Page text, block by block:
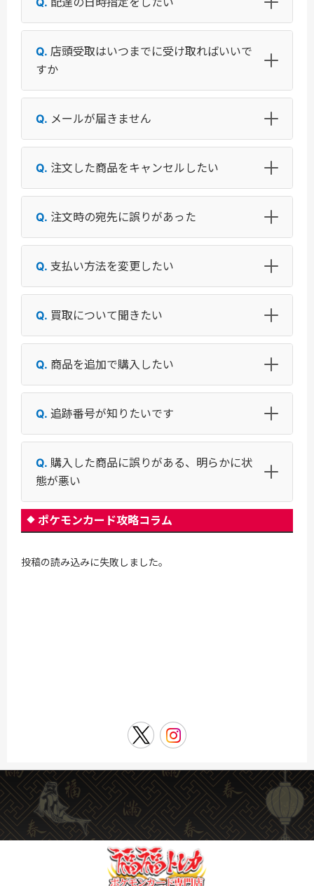
店頭受取はいつまでに受け取ればいいで
すか
メールが届きません
注文した商品をキャンセルしたい
注文時の宛先に誤りがあった
支払い方法を変更したい
買取について聞きたい
商品を追加で購入したい
追跡番号が知りたいです
購入した商品に誤りがある、明らかに状
態が悪い
ポケモンカード攻略コラム
投稿の読み込みに失敗しました。